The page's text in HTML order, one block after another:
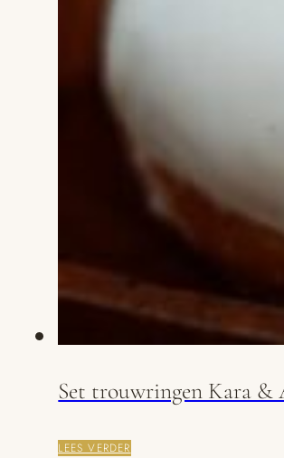
Set trouwringen Kara &
LEES VERDER